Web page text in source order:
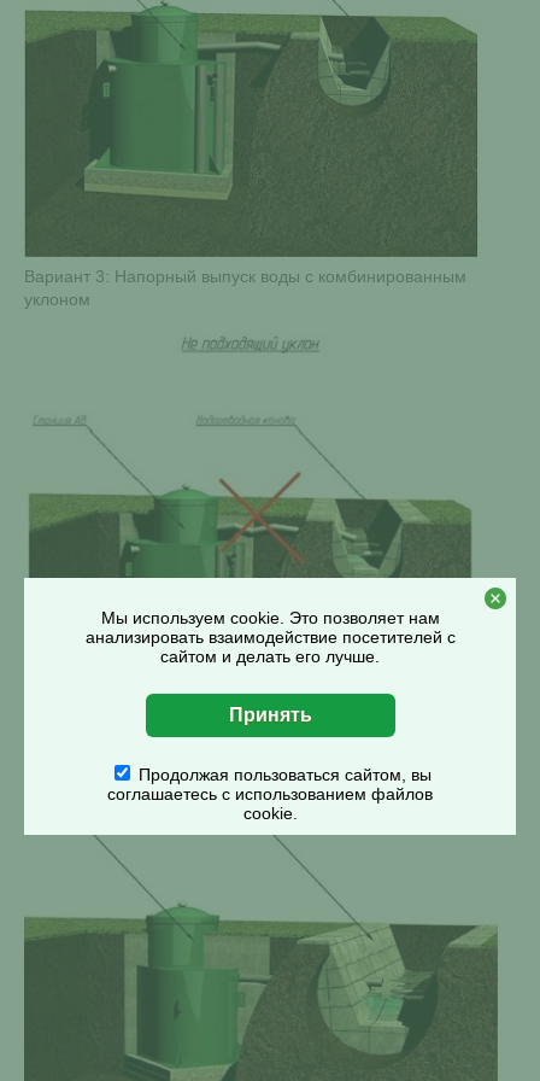
Вариант 3: Напорный выпуск воды с комбинированным
уклоном
водоотведения
Мы используем cookie. Это позволяет нам
анализировать взаимодействие посетителей с
сайтом и делать его лучше.
Продолжая пользоваться сайтом, вы
соглашаетесь с использованием файлов
cookie.